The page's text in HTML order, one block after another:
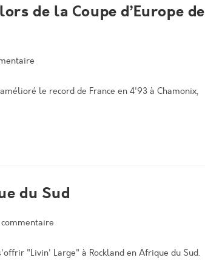
de la Coupe d’Europe de
le record de France en 4'93 à Chamonix,
du Sud
"Livin' Large" à Rockland en Afrique du Sud.